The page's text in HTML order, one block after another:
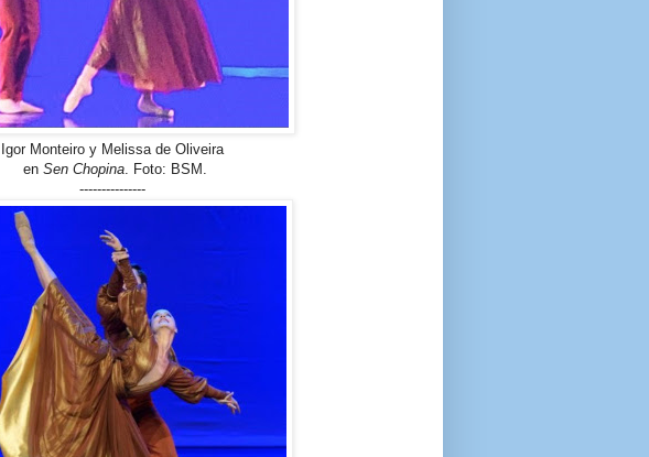
Igor Monteiro y Melissa de Oliveira
en Sen Chopina. Foto: BSM.
---------------